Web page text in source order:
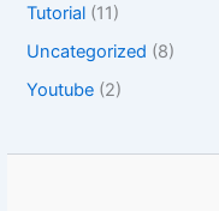
Tutorial (11)
Uncategorized (8)
Youtube (2)